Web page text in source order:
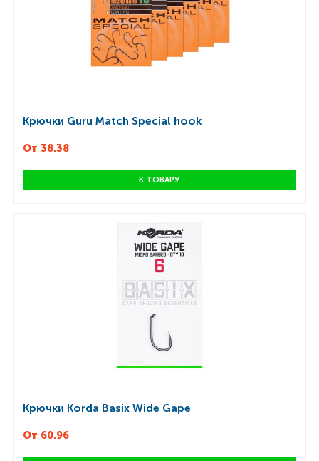
Крючки Guru Match Special hook
От 38.38
К ТОВАРУ
Крючки Korda Basix Wide Gape
От 60.96